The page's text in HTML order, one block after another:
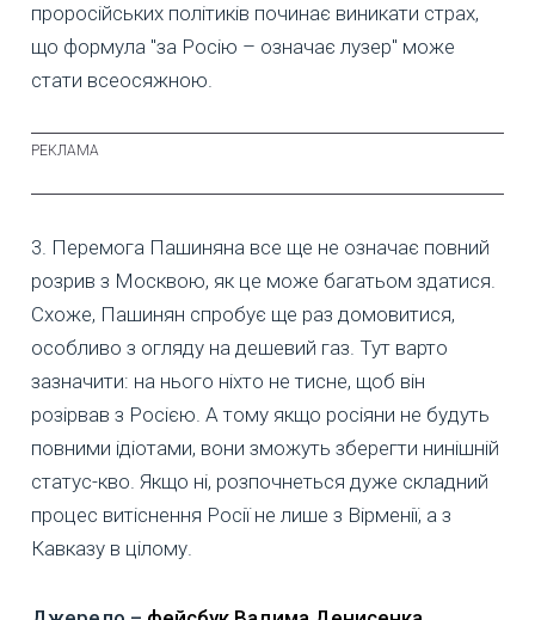
проросійських політиків починає виникати страх,
що формула "за Росію – означає лузер" може
стати всеосяжною.
3. Перемога Пашиняна все ще не означає повний
розрив з Москвою, як це може багатьом здатися.
Схоже, Пашинян спробує ще раз домовитися,
особливо з огляду на дешевий газ. Тут варто
зазначити: на нього ніхто не тисне, щоб він
розірвав з Росією. А тому якщо росіяни не будуть
повними ідіотами, вони зможуть зберегти нинішній
статус-кво. Якщо ні, розпочнеться дуже складний
процес витіснення Росії не лише з Вірменії, а з
Кавказу в цілому.